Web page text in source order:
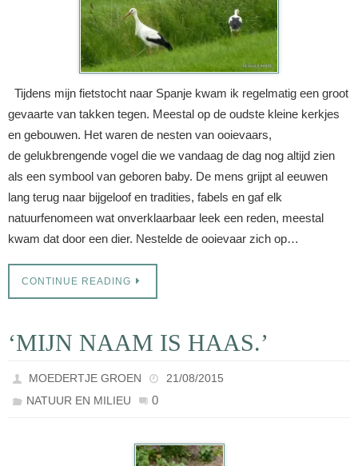
Tijdens mijn fietstocht naar Spanje kwam ik regelmatig een groot
gevaarte van takken tegen. Meestal op de oudste kleine kerkjes
en gebouwen. Het waren de nesten van ooievaars,
de gelukbrengende vogel die we vandaag de dag nog altijd zien
als een symbool van geboren baby. De mens grijpt al eeuwen
lang terug naar bijgeloof en tradities, fabels en gaf elk
natuurfenomeen wat onverklaarbaar leek een reden, meestal
kwam dat door een dier. Nestelde de ooievaar zich op…
CONTINUE READING
‘MIJN NAAM IS HAAS.’
MOEDERTJE GROEN
21/08/2015
NATUUR EN MILIEU
0